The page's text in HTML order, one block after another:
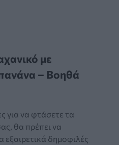
με
– Βοηθά
για να φτάσετε τα
θα πρέπει να
εξαιρετικά δημοφιλές